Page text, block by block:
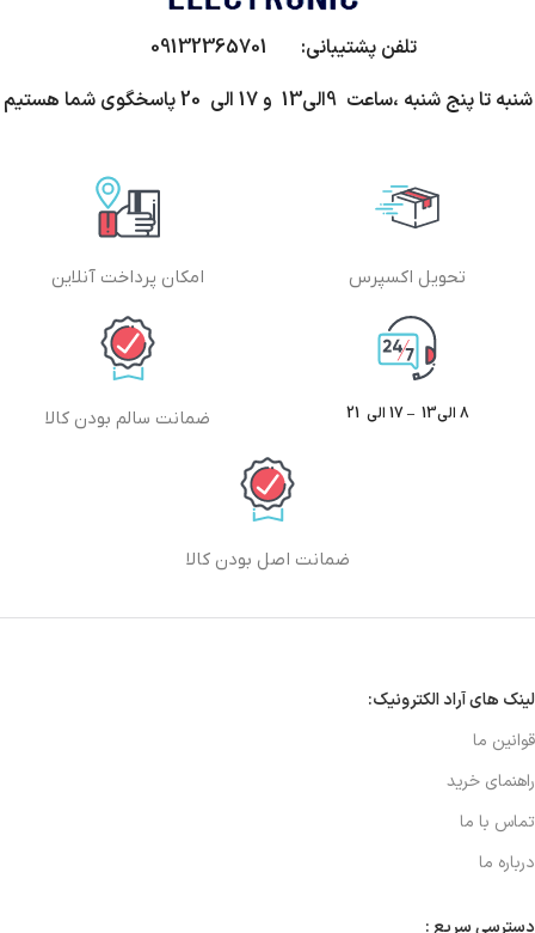
تلفن پشتیبانی: 09132365701
شنبه تا پنج شنبه ،ساعت 9الی13 و 17 الی 20 پاسخگوی شما هستیم
تحویل اکسپرس امکان پرداخت آنلاین
8 الی13 – 17 الی 21 ضمانت سالم بودن کالا
ضمانت اصل بودن کالا
لینک های آراد الکترونیک:
قوانین ما
راهنمای خرید
تماس با ما
درباره ما
دسترسی سریع :